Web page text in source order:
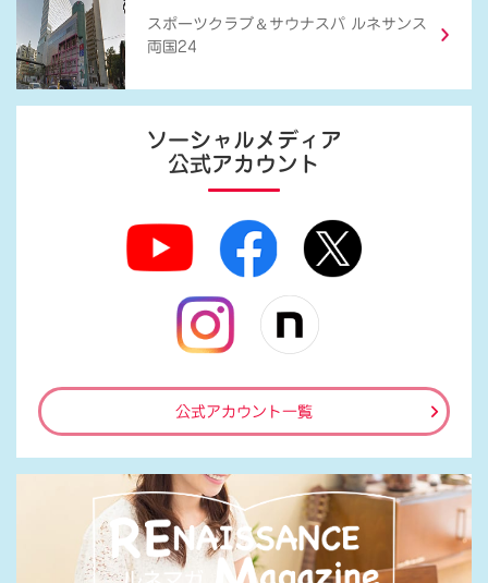
スポーツクラブ ＆ サウナスパ ルネサンス
両国24
ソーシャルメディア
公式アカウント
公式アカウント一覧